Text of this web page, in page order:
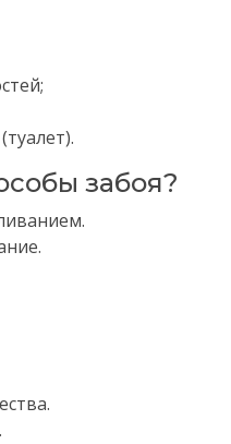
забоя?